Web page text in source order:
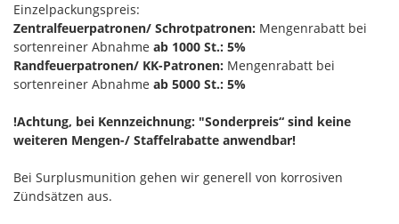
Einzelpackungspreis:
Zentralfeuerpatronen/ Schrotpatronen: Mengenrabatt bei
sortenreiner Abnahme ab 1000 St.: 5%
Randfeuerpatronen/ KK-Patronen: Mengenrabatt bei
sortenreiner Abnahme ab 5000 St.: 5%
!Achtung, bei Kennzeichnung: "Sonderpreis“ sind keine
weiteren Mengen-/ Staffelrabatte anwendbar!
Bei Surplusmunition gehen wir generell von korrosiven
Zündsätzen aus.